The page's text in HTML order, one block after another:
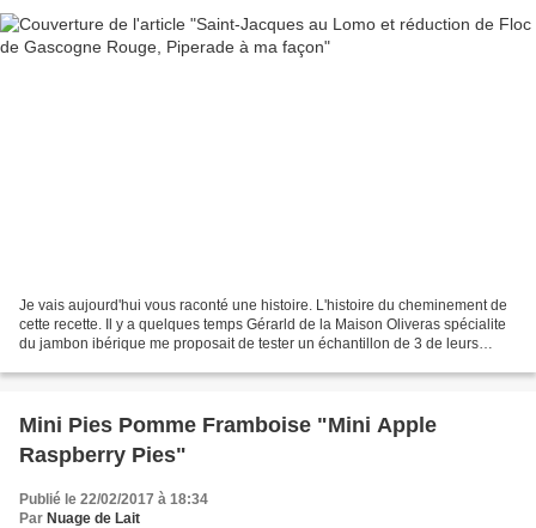
Je vais aujourd'hui vous raconté une histoire. L'histoire du cheminement de
cette recette. Il y a quelques temps Gérarld de la Maison Oliveras spécialite
du jambon ibérique me proposait de tester un échantillon de 3 de leurs
Mini Pies Pomme Framboise "Mini Apple
Raspberry Pies"
Publié le 22/02/2017 à 18:34
Par Nuage de Lait